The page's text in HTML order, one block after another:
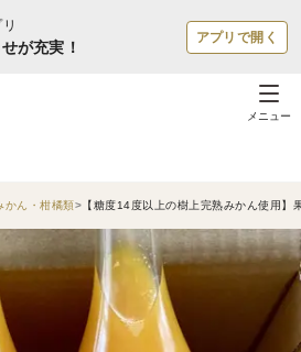
が充実！
アプリで開く
メニュー
かん・柑橘類 【糖度14度以上の樹上完熟みかん使